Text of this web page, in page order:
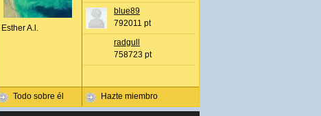
Esther A.l.
Todo sobre él
blue89
792011 pt
radgull
758723 pt
Hazte miembro